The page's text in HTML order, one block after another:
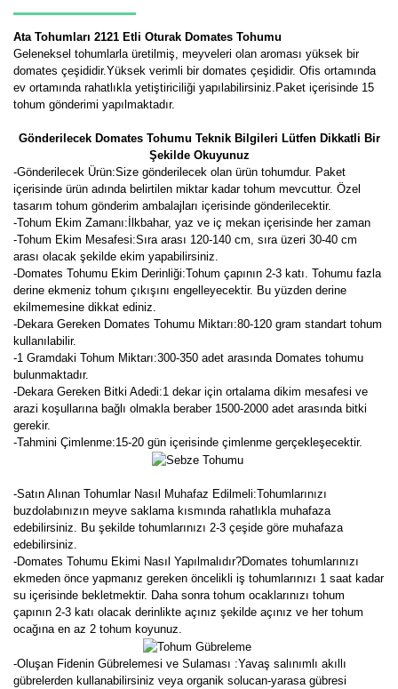
Ata Tohumları 2121 Etli Oturak Domates Tohumu
Geleneksel tohumlarla üretilmiş, meyveleri olan aroması yüksek bir
domates çeşididir.Yüksek verimli bir domates çeşididir. Ofis ortamında
ev ortamında rahatlıkla yetiştiriciliği yapılabilirsiniz.Paket içerisinde 15
tohum gönderimi yapılmaktadır.
Gönderilecek Domates Tohumu Teknik Bilgileri Lütfen Dikkatli Bir
Şekilde Okuyunuz
-Gönderilecek Ürün:Size gönderilecek olan ürün tohumdur. Paket
içerisinde ürün adında belirtilen miktar kadar tohum mevcuttur. Özel
tasarım tohum gönderim ambalajları içerisinde gönderilecektir.
-Tohum Ekim Zamanı:İlkbahar, yaz ve iç mekan içerisinde her zaman
-Tohum Ekim Mesafesi:Sıra arası 120-140 cm, sıra üzeri 30-40 cm
arası olacak şekilde ekim yapabilirsiniz.
-Domates Tohumu Ekim Derinliği:Tohum çapının 2-3 katı. Tohumu fazla
derine ekmeniz tohum çıkışını engelleyecektir. Bu yüzden derine
ekilmemesine dikkat ediniz.
-Dekara Gereken Domates Tohumu Miktarı:80-120 gram standart tohum
kullanılabilir.
-1 Gramdaki Tohum Miktarı:300-350 adet arasında Domates tohumu
bulunmaktadır.
-Dekara Gereken Bitki Adedi:1 dekar için ortalama dikim mesafesi ve
arazi koşullarına bağlı olmakla beraber 1500-2000 adet arasında bitki
gerekir.
-Tahmini Çimlenme:15-20 gün içerisinde çimlenme gerçekleşecektir.
-Satın Alınan Tohumlar Nasıl Muhafaz Edilmeli:Tohumlarınızı
buzdolabınızın meyve saklama kısmında rahatlıkla muhafaza
edebilirsiniz. Bu şekilde tohumlarınızı 2-3 çeşide göre muhafaza
edebilirsiniz.
-Domates Tohumu Ekimi Nasıl Yapılmalıdır?Domates tohumlarınızı
ekmeden önce yapmanız gereken öncelikli iş tohumlarınızı 1 saat kadar
su içerisinde bekletmektir. Daha sonra tohum ocaklarınızı tohum
çapının 2-3 katı olacak derinlikte açınız şekilde açınız ve her tohum
ocağına en az 2 tohum koyunuz.
-Oluşan Fidenin Gübrelemesi ve Sulaması :Yavaş salınımlı akıllı
gübrelerden kullanabilirsiniz veya organik solucan-yarasa gübresi